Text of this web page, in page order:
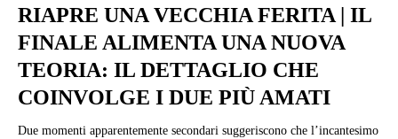
RIAPRE UNA VECCHIA FERITA | IL
FINALE ALIMENTA UNA NUOVA
TEORIA: IL DETTAGLIO CHE
COINVOLGE I DUE PIÙ AMATI
Due momenti apparentemente secondari suggeriscono che l’incantesimo